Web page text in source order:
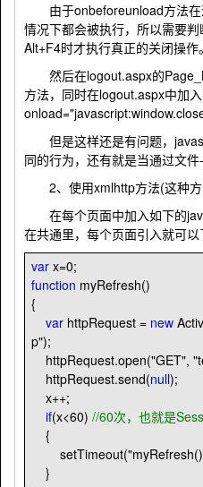
由于onbeforeunload方法在
情况下都会被执行，所以需要
Alt+F4时才执行真正的关闭操作。
然后在logout.aspx的
方法，同时在logout.aspx中加入
但是这样还是有问题，
同的行为，还有就是当通过文件
2、使用xmlhttp方法(这种方
在每个页面中加入如下的
在共通里，每个页面引入就可以
var x=0;
function myRefresh()
{
var httpRequest = new
p");
httpRequest.open("GET","
httpRequest.send(null);
x++;
if(x<60)//60次，也就是
{
setTimeout("myRefresh()
}